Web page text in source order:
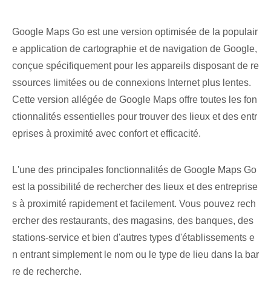
Google Maps Go est une version optimisée de la populair
e application de cartographie et de navigation de Google,
conçue spécifiquement pour les appareils disposant de re
ssources limitées ou de connexions Internet plus lentes.
Cette version allégée de Google Maps⁢ offre toutes les fon
ctionnalités essentielles pour trouver des lieux et des entr
eprises à proximité avec confort et efficacité.
L'une des ⁢principales fonctionnalités⁢ de Google Maps Go
est la possibilité de ‌rechercher des lieux et⁤ des entreprise
s à proximité rapidement et facilement. Vous pouvez rech
ercher des restaurants, des magasins, des banques, des
stations-service et bien d'autres types d'établissements e
n entrant simplement le nom ou le type de lieu dans la bar
re de recherche.